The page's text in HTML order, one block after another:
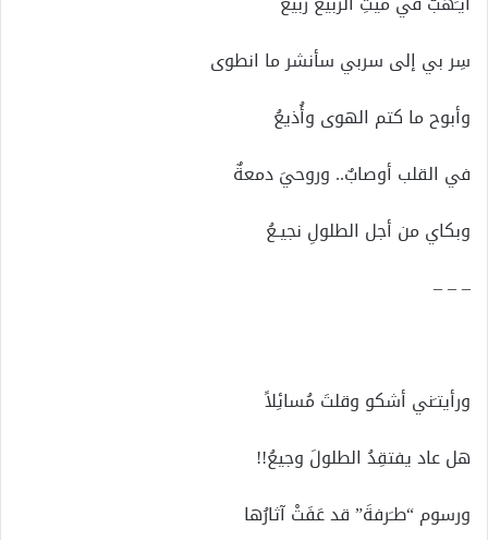
سِر بي إلى سربي سأنشر ما انطوى
وأبوح ما كتم الهوى وأُذيعُ
في القلب أوصابٌ.. وروحيَ دمعةٌ
وبكاي من أجل الطلولِ نجيـعُ
– – –
ورأيتـَني أشكو وقلتَ مُسائِلاً
هل عاد يفتقِدُ الطلولَ وجيعُ!!
ورسوم “طـَرفةَ” قد عَفَتْ آثارُها